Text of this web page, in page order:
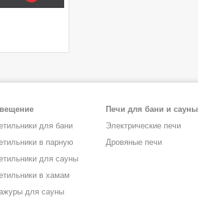
для бани
в парную
для сауны
в хамам
для сауны
Печи для бани и сауны
Электрические печи
Дровяные печи